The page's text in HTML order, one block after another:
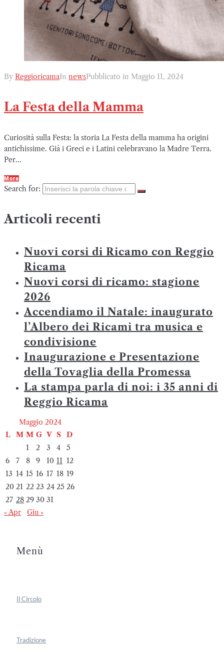
By ReggioricamaIn newsPubblicato in Maggio 11, 2024
La Festa della Mamma
Curiosità sulla Festa: la storia La Festa della mamma ha origini
antichissime. Già i Greci e i Latini celebravano la Madre Terra.
Per...
More
Search for:
Articoli recenti
Nuovi corsi di Ricamo con Reggio
Ricama
Nuovi corsi di ricamo: stagione
2026
Accendiamo il Natale: inaugurato
l’Albero dei Ricami tra musica e
condivisione
Inaugurazione e Presentazione
della Tovaglia della Promessa
La stampa parla di noi: i 35 anni di
Reggio Ricama
Maggio 2024
L
M M G V S
D
1
2 3 4
5
6
7 8 9 10 11 12
13 14 15 16 17 18 19
20 21 22 23 24 25 26
27 28 29 30 31
« Apr
Giu »
Menù
Il Circolo
Tradizione